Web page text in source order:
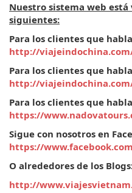
Nuestro sistema web
siguientes:
Para los clientes que
http://
Para los clientes que
http://
Para los clientes que
https://
Sigue con nosotros en
https://
O alrededores de los
http://